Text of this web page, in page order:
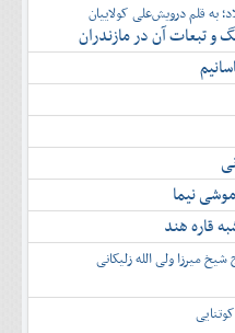
به قلم درویش‌علی کولاییان
و تبعات آن در مازندران
نیما
قاره هند
میرزا ولی الله زلیکانی